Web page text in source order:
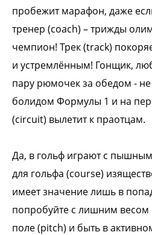
пробежитмарафон, даже
тренер (coach) – трижды
чемпион! Трек (track)
и устремлённым! Гонщик,
пару рюмочек за обедом - не
болидом Формулы 1 и на
(circuit) вылетит к праотцам.
Да, в гольф играют с
для гольфа (course)
имеет значение лишь в
попробуйте с лишним весом
поле (pitch) и быть в